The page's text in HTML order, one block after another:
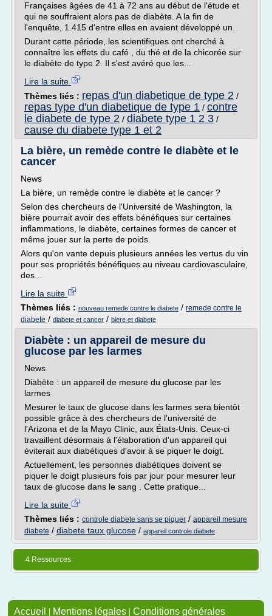
Françaises âgées de 41 à 72 ans au début de l'étude et
qui ne souffraient alors pas de diabète. A la fin de
l'enquête, 1.415 d'entre elles en avaient développé un.
Durant cette période, les scientifiques ont cherché à
connaître les effets du café , du thé et de la chicorée sur
le diabète de type 2. Il s'est avéré que les...
Lire la suite
Thèmes liés : repas d'un diabetique de type 2 /
repas type d'un diabetique de type 1 / contre
le diabete de type 2 / diabete type 1 2 3 /
cause du diabete type 1 et 2
La bière, un remède contre le diabète et le
cancer
News
La bière, un remède contre le diabète et le cancer ?
Selon des chercheurs de l'Université de Washington, la
bière pourrait avoir des effets bénéfiques sur certaines
inflammations, le diabète, certaines formes de cancer et
même jouer sur la perte de poids.
Alors qu'on vante depuis plusieurs années les vertus du vin
pour ses propriétés bénéfiques au niveau cardiovasculaire,
des...
Lire la suite
Thèmes liés : nouveau remede contre le diabete / remede contre le
diabete / diabete et cancer / biere et diabete
Diabète : un appareil de mesure du
glucose par les larmes
News
Diabète : un appareil de mesure du glucose par les
larmes
Mesurer le taux de glucose dans les larmes sera bientôt
possible grâce à des chercheurs de l'université de
l'Arizona et de la Mayo Clinic, aux États-Unis. Ceux-ci
travaillent désormais à l'élaboration d'un appareil qui
éviterait aux diabétiques d'avoir à se piquer le doigt.
Actuellement, les personnes diabétiques doivent se
piquer le doigt plusieurs fois par jour pour mesurer leur
taux de glucose dans le sang . Cette pratique...
Lire la suite
Thèmes liés : controle diabete sans se piquer / appareil mesure
diabete / diabete taux glucose / appareil controle diabete
4 Ressources
Accueil | Mentions légales | Conditions générales